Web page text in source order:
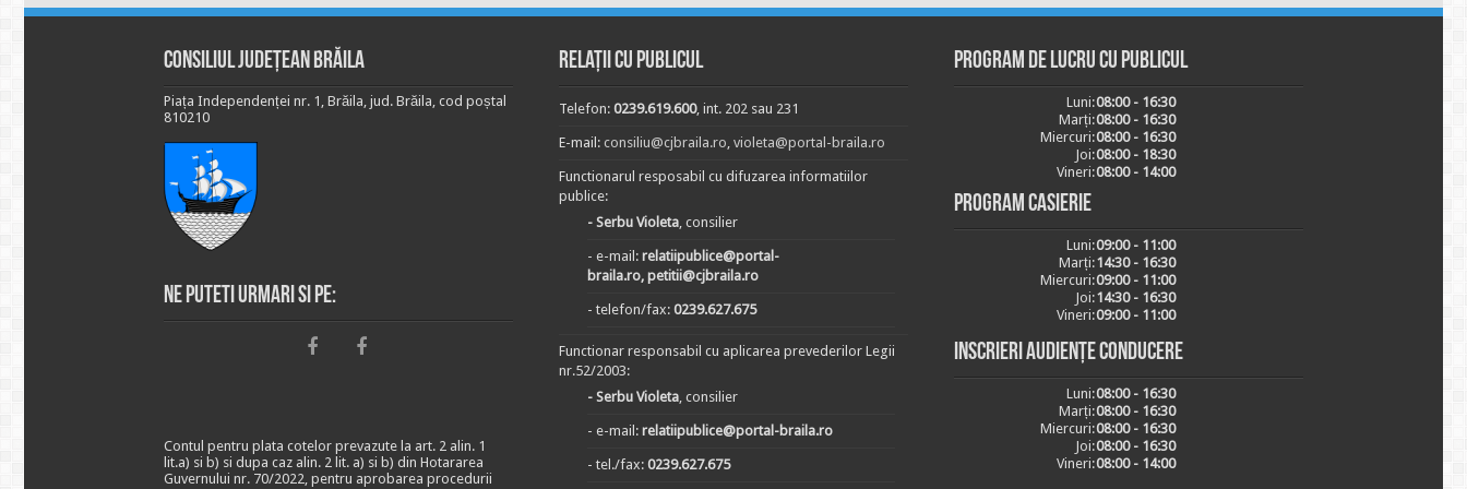
Consiliul Județean Brăila
Piața Independenței nr. 1, Brăila, jud. Brăila, cod poștal
810210
Ne puteti urmari si pe:
Contul pentru plata cotelor prevazute la art. 2 alin. 1
lit.a) si b) si dupa caz alin. 2 lit. a) si b) din Hotararea
Guvernului nr. 70/2022, pentru aprobarea procedurii
Relații cu publicul
Telefon: 0239.619.600, int. 202 sau 231
E-mail: consiliu@cjbraila.ro, violeta@portal-braila.ro
Functionarul resposabil cu difuzarea informatiilor
publice:
- Serbu Violeta, consilier
- e-mail: relatiipublice@portal-
braila.ro, petitii@cjbraila.ro
- telefon/fax: 0239.627.675
Functionar responsabil cu aplicarea prevederilor Legii
nr.52/2003:
- Serbu Violeta, consilier
- e-mail: relatiipublice@portal-braila.ro
- tel./fax: 0239.627.675
Program de lucru cu publicul
Luni:08:00 - 16:30
Marți:08:00 - 16:30
Miercuri:08:00 - 16:30
Joi:08:00 - 18:30
Vineri:08:00 - 14:00
Program casierie
Luni:09:00 - 11:00
Marți:14:30 - 16:30
Miercuri:09:00 - 11:00
Joi:14:30 - 16:30
Vineri:09:00 - 11:00
Inscrieri audiențe conducere
Luni:08:00 - 16:30
Marți:08:00 - 16:30
Miercuri:08:00 - 16:30
Joi:08:00 - 16:30
Vineri:08:00 - 14:00